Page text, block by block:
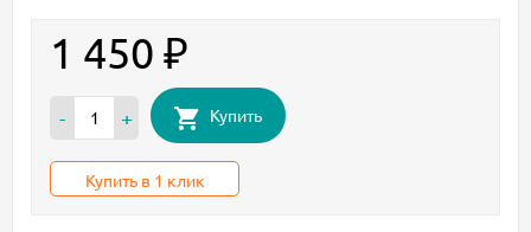
1 450 ₽
- + Купить
Купить в 1 клик